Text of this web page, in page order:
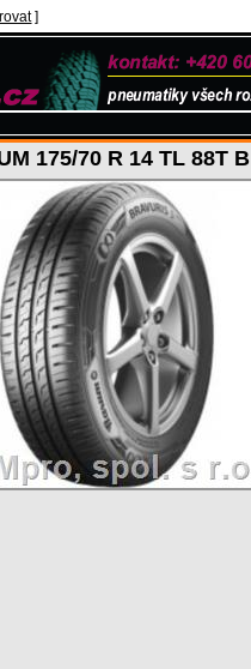
]
175/70 R 14 TL 88T